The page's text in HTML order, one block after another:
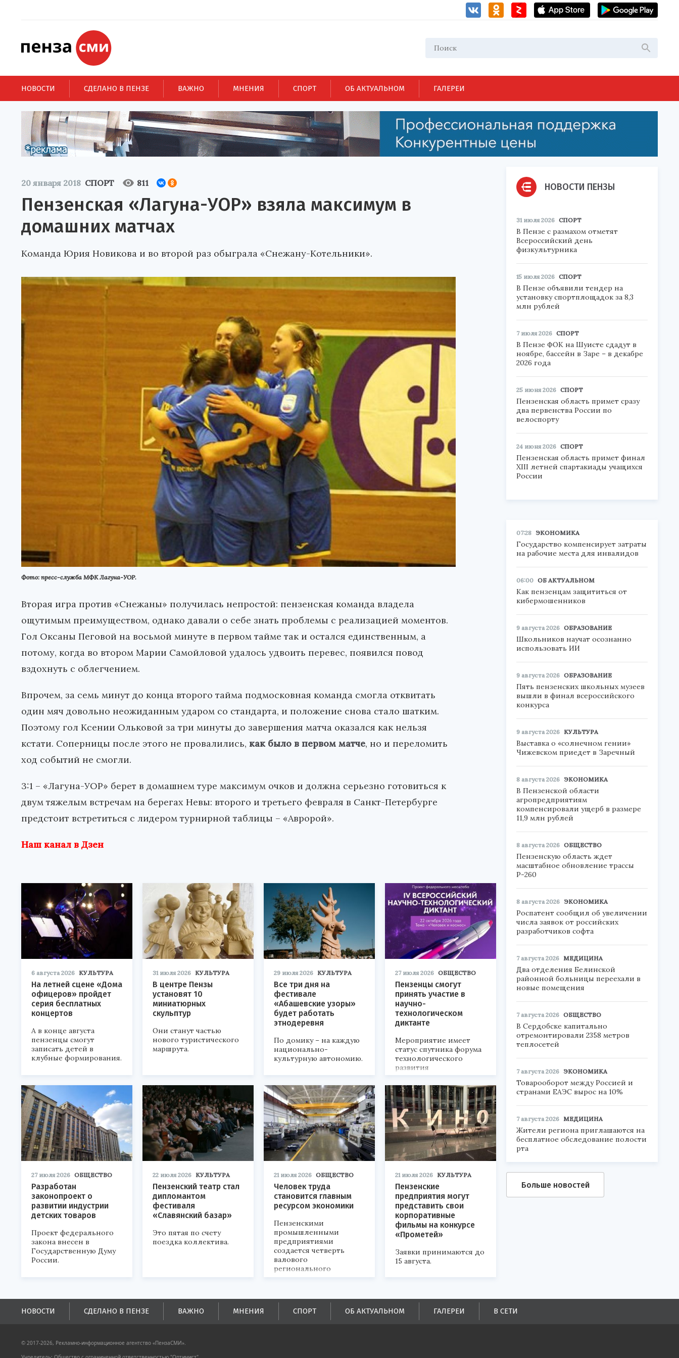
НОВОСТИ СДЕЛАНО В ПЕНЗЕ ВАЖНО МНЕНИЯ СПОРТ ОБ АКТУАЛЬНОМ ГАЛЕРЕИ
20 января 2018 СПОРТ 811
Пензенская «Лагуна-УОР» взяла максимум в
домашних матчах
Команда Юрия Новикова и во второй раз обыграла «Снежану-Котельники».
Фото: пресс-служба МФК Лагуна-УОР.
Вторая игра против «Снежаны» получилась непростой: пензенская команда владела
ощутимым преимуществом, однако давали о себе знать проблемы с реализацией моментов.
Гол Оксаны Пеговой на восьмой минуте в первом тайме так и остался единственным, а
потому, когда во втором Марии Самойловой удалось удвоить перевес, появился повод
вздохнуть с облегчением.
Впрочем, за семь минут до конца второго тайма подмосковная команда смогла отквитать
один мяч довольно неожиданным ударом со стандарта, и положение снова стало шатким.
Поэтому гол Ксении Ольковой за три минуты до завершения матча оказался как нельзя
кстати. Соперницы после этого не провалились, как было в первом матче, но и переломить
ход событий не смогли.
3:1 – «Лагуна-УОР» берет в домашнем туре максимум очков и должна серьезно готовиться к
двум тяжелым встречам на берегах Невы: второго и третьего февраля в Санкт-Петербурге
предстоит встретиться с лидером турнирной таблицы – «Авророй».
Наш канал в Дзен
6 августа 2026 КУЛЬТУРА
На летней сцене «Дома
офицеров» пройдет
серия бесплатных
концертов
А в конце августа
пензенцы смогут
записать детей в
клубные формирования.
31 июля 2026 КУЛЬТУРА
В центре Пензы
установят 10
миниатюрных
скульптур
Они станут частью
нового туристического
маршрута.
29 июля 2026 КУЛЬТУРА
Все три дня на
фестивале
«Абашевские узоры»
будет работать
этнодеревня
По домику – на каждую
национально-
культурную автономию.
27 июля 2026 ОБЩЕСТВО
Пензенцы смогут
принять участие в
научно-
технологическом
диктанте
Мероприятие имеет
статус спутника форума
технологического
развития
«Технопром-2026».
27 июля 2026 ОБЩЕСТВО
Разработан
законопроект о
развитии индустрии
детских товаров
Проект федерального
закона внесен в
Государственную Думу
России.
22 июля 2026 КУЛЬТУРА
Пензенский театр стал
дипломантом
фестиваля
«Славянский базар»
Это пятая по счету
поездка коллектива.
21 июля 2026 ОБЩЕСТВО
Человек труда
становится главным
ресурсом экономики
Пензенскими
промышленными
предприятиями
создается четверть
валового
регионального
продукта и
поступлений в
бюджеты всех уровней.
21 июля 2026 КУЛЬТУРА
Пензенские
предприятия могут
представить свои
корпоративные
фильмы на конкурсе
«Прометей»
Заявки принимаются до
15 августа.
НОВОСТИ ПЕНЗЫ
31 июля 2026 СПОРТ
В Пензе с размахом отметят
Всероссийский день
физкультурника
15 июля 2026 СПОРТ
В Пензе объявили тендер на
установку спортплощадок за 8,3
млн рублей
7 июля 2026 СПОРТ
В Пензе ФОК на Шуисте сдадут в
ноябре, бассейн в Заре – в декабре
2026 года
25 июня 2026 СПОРТ
Пензенская область примет сразу
два первенства России по
велоспорту
24 июня 2026 СПОРТ
Пензенская область примет финал
XIII летней спартакиады учащихся
России
07:28 ЭКОНОМИКА
Государство компенсирует затраты
на рабочие места для инвалидов
06:00 ОБ АКТУАЛЬНОМ
Как пензенцам защититься от
кибермошенников
9 августа 2026 ОБРАЗОВАНИЕ
Школьников научат осознанно
использовать ИИ
9 августа 2026 ОБРАЗОВАНИЕ
Пять пензенских школьных музеев
вышли в финал всероссийского
конкурса
9 августа 2026 КУЛЬТУРА
Выставка о «солнечном гении»
Чижевском приедет в Заречный
8 августа 2026 ЭКОНОМИКА
В Пензенской области
агропредприятиям
компенсировали ущерб в размере
11,9 млн рублей
8 августа 2026 ОБЩЕСТВО
Пензенскую область ждет
масштабное обновление трассы
Р-260
8 августа 2026 ЭКОНОМИКА
Роспатент сообщил об увеличении
числа заявок от российских
разработчиков софта
7 августа 2026 МЕДИЦИНА
Два отделения Белинской
районной больницы переехали в
новые помещения
7 августа 2026 ОБЩЕСТВО
В Сердобске капитально
отремонтировали 2358 метров
теплосетей
7 августа 2026 ЭКОНОМИКА
Товарооборот между Россией и
странами ЕАЭС вырос на 10%
7 августа 2026 МЕДИЦИНА
Жители региона приглашаются на
бесплатное обследование полости
рта
Больше новостей
НОВОСТИ СДЕЛАНО В ПЕНЗЕ ВАЖНО МНЕНИЯ СПОРТ ОБ АКТУАЛЬНОМ ГАЛЕРЕИ В СЕТИ
© 2017-2026, Рекламно-информационное агентство «ПензаСМИ».